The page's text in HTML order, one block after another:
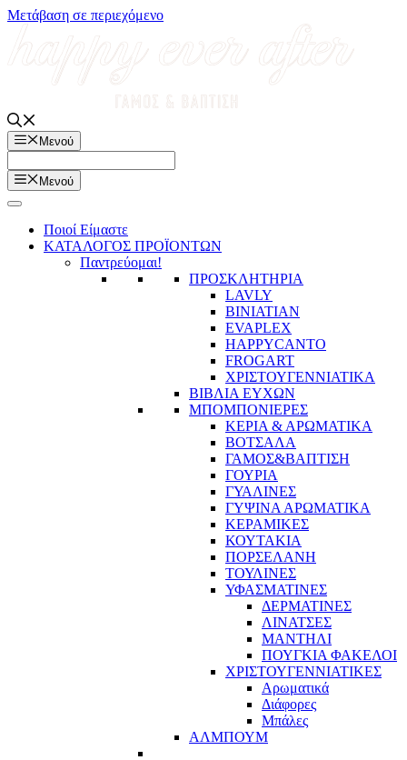
Μετάβαση σε περιεχόμενο
Μενού
Μενού
Ποιοί Είμαστε
ΚΑΤΑΛΟΓΟΣ ΠΡΟΪΟΝΤΩΝ
Παντρεύομαι!
ΠΡΟΣΚΛΗΤΗΡΙΑ
LAVLY
BINIATIAN
EVAPLEX
HAPPYCANTO
FROGART
ΧΡΙΣΤΟΥΓΕΝΝΙΑΤΙΚΑ
ΒΙΒΛΙΑ ΕΥΧΩΝ
ΜΠΟΜΠΟΝΙΕΡΕΣ
ΚΕΡΙΑ & ΑΡΩΜΑΤΙΚΑ
ΒΟΤΣΑΛΑ
ΓΑΜΟΣ&ΒΑΠΤΙΣΗ
ΓΟΥΡΙΑ
ΓΥΑΛΙΝΕΣ
ΓΥΨΙΝΑ ΑΡΩΜΑΤΙΚΑ
ΚΕΡΑΜΙΚΕΣ
ΚΟΥΤΑΚΙΑ
ΠΟΡΣΕΛΑΝΗ
ΤΟΥΛΙΝΕΣ
ΥΦΑΣΜΑΤΙΝΕΣ
ΔΕΡΜΑΤΙΝΕΣ
ΛΙΝΑΤΣΕΣ
ΜΑΝΤΗΛΙ
ΠΟΥΓΚΙΑ ΦΑΚΕΛΟΙ
ΧΡΙΣΤΟΥΓΕΝΝΙΑΤΙΚΕΣ
Αρωματικά
Διάφορες
Μπάλες
ΑΛΜΠΟΥΜ